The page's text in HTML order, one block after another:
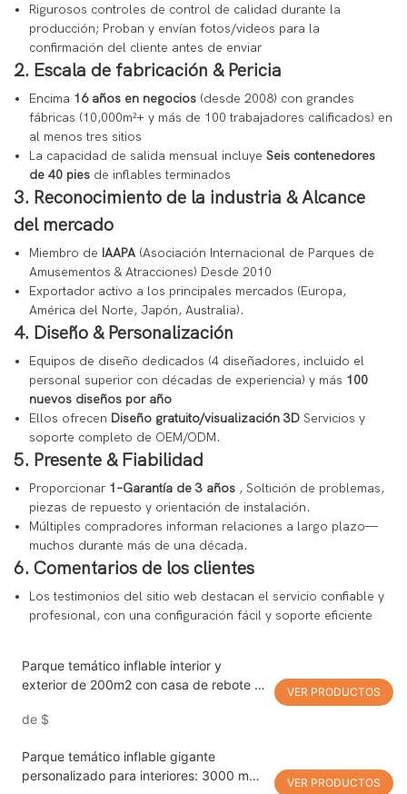
Rigurosos controles de control de calidad durante la
producción; Proban y envían fotos/videos para la
confirmación del cliente antes de enviar
2. Escala de fabricación & Pericia
Encima 16 años en negocios (desde 2008) con grandes
fábricas (10,000m²+ y más de 100 trabajadores calificados) en
al menos tres sitios
La capacidad de salida mensual incluye Seis contenedores
de 40 pies de inflables terminados
3. Reconocimiento de la industria & Alcance
del mercado
Miembro de IAAPA (Asociación Internacional de Parques de
Amusementos & Atracciones) Desde 2010
Exportador activo a los principales mercados (Europa,
América del Norte, Japón, Australia).
4. Diseño & Personalización
Equipos de diseño dedicados (4 diseñadores, incluido el
personal superior con décadas de experiencia) y más 100
nuevos diseños por año
Ellos ofrecen Diseño gratuito/visualización 3D Servicios y
soporte completo de OEM/ODM.
5. Presente & Fiabilidad
Proporcionar 1–Garantía de 3 años , Soltición de problemas,
piezas de repuesto y orientación de instalación.
Múltiples compradores informan relaciones a largo plazo—
muchos durante más de una década.
6. Comentarios de los clientes
Los testimonios del sitio web destacan el servicio confiable y
profesional, con una configuración fácil y soporte eficiente
Parque temático inflable interior y
exterior de 200m2 con casa de rebote a
de $
VER PRODUCTOS
Parque temático inflable gigante
personalizado para interiores: 3000 m2
VER PRODUCTOS